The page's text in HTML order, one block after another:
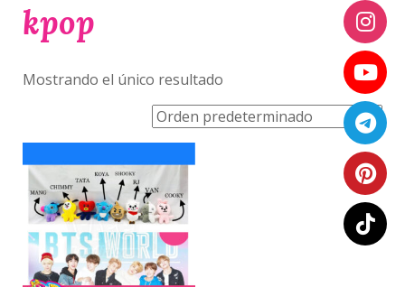
kpop
Mostrando el único resultado